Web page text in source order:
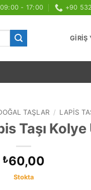
09:00 - 17:00 +90
GIRIŞ
TAŞLAR / LAPIS
Taşı Kolye
₺60,00
Stokta